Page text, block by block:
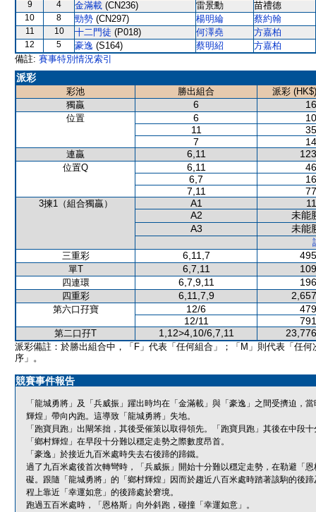
9 4 金滿載 (CN236) 雷景勳 苗禮德
10 8 勁勢 (CN297) 楊明綸 蔡約翰
11 10 十二門徒 (P018) 何澤堯 方嘉柏
12 5 豪逸 (S164) 蔡明紹
方嘉柏
備註: 賽事特別情況索引
派彩
彩池 勝出組合
派彩 (HK$)
獨贏
6
位置 6
11
7
連贏 6,11
位置Q 6,11
6,7
7,11
3揀1（組合獨贏） A1
A2
未能
A3
未能
三重彩
6,11,7
單T 6,7,11
四連環 6,7,9,11
四重彩 6,11,7,9
第六口孖寶 12/6
12/11
第二口孖T 1,12>4,10/6,7,11
派彩備註：於勝出組合中，「F」代表「任何組合」；「M」則代表「任何
序」。
競賽事件報告
「龍城勇將」及「兵威振」躍出時均在「金滿載」與「豪逸」之間受擠迫，
輝煌」帶向內跑。這導致「龍城勇將」失地。
「跑寶貝跑」出閘笨拙，其後受催策以取得領先。「跑寶貝跑」其後在中段
「鄉村輝煌」在早段十分難以穩定走勢之際數度昂首。
「豪逸」於接近九百米處時失去右後蹄的蹄鐵。
過了九百米處後首次轉彎時，「兵威振」開始十分難以穩定走勢，在勒避「
礙。跟隨「龍城勇將」的「鄉村輝煌」因而於趨近八百米處時踏著該駒的後
程上靠近「幸運如意」的後蹄處於窘境。
跑過五百米處時，「恩格斯」向外斜跑，碰撞「幸運如意」。